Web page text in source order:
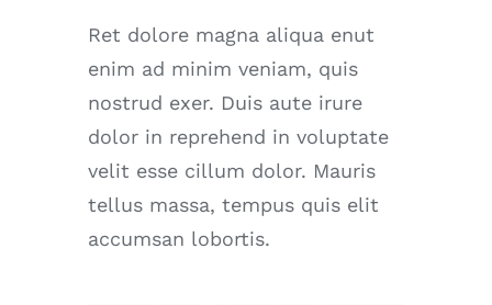
Ret dolore magna aliqua enut
enim ad minim veniam, quis
nostrud exer. Duis aute irure
dolor in reprehend in voluptate
velit esse cillum dolor. Mauris
tellus massa, tempus quis elit
accumsan lobortis.